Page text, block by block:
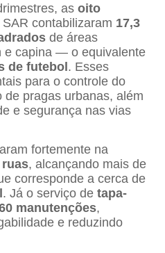
as oito
SAR contabilizaram 17,3
de áreas
e capina — o equivalente
de futebol. Esses
para o controle do
de pragas urbanas, além
e segurança nas vias
fortemente na
, alcançando mais de
corresponde a cerca de
. Já o serviço de tapa-
manutenções,
e reduzindo